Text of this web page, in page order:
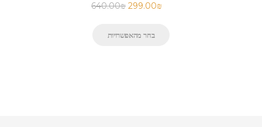
640.00₪ 299.00₪
בחר מהאפשרויות